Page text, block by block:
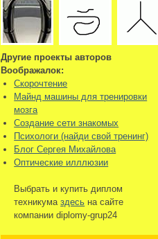
Другие проекты авторов
Воображалок:
Скорочтение
Майнд машины для тренировки
мозга
Создание сети знакомых
Психологи (найди свой тренинг)
Блог Сергея Михайлова
Оптические илллюзии
Выбрать и купить диплом
техникумаздесь на сайте
компании diplomy-grup24